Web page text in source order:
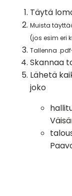
Täytä
Muista
(jos esim eri
Tallenna
Skannaa
Lähetä
joko